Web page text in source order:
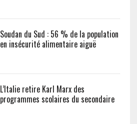
Soudan du Sud : 56 % de la population
en insécurité alimentaire aiguë
L’Italie retire Karl Marx des
programmes scolaires du secondaire